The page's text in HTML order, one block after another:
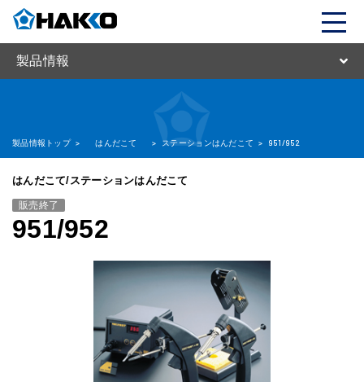
製品情報
製品情報トップ > はんだこて > ステーションはんだこて > 951/952
はんだこて/ステーションはんだこて
販売終了
951/952